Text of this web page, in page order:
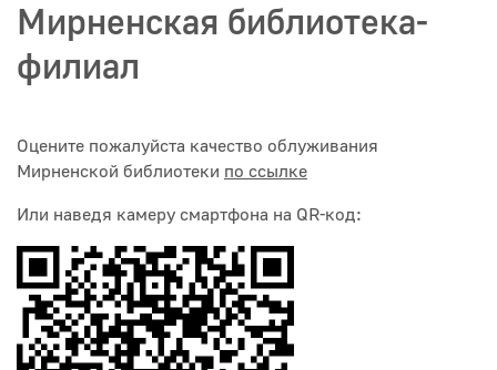
Мирненская библиотека-
филиал
Оцените пожалуйста качество облуживания
Мирненской библиотеки по ссылке
Или наведя камеру смартфона на QR-код: